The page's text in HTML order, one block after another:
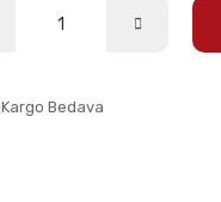
Kargo Bedava